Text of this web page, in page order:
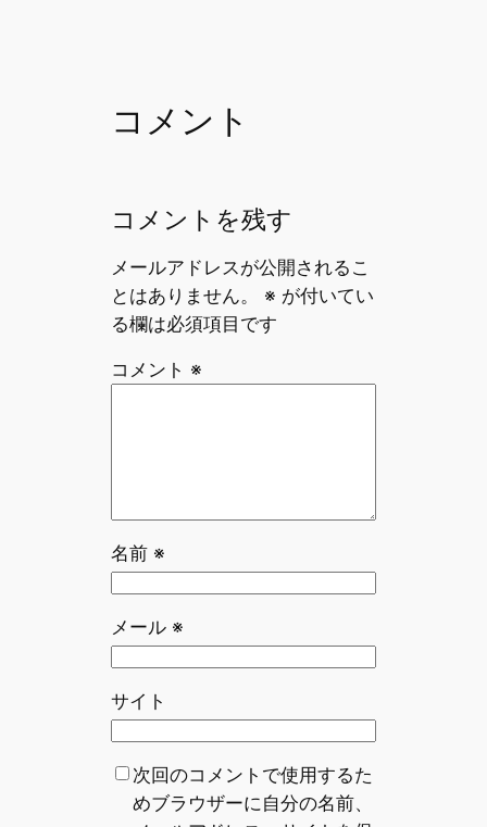
o
k
コメント
コメントを残す
メールアドレスが公開されるこ
とはありません。
※ が付いてい
る欄は必須項目です
コメント ※
名前 ※
メール ※
サイト
次回のコメントで使用するた
めブラウザーに自分の名前、